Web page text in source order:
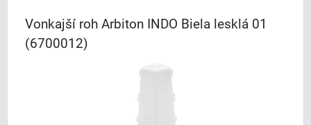
Vonkajší roh Arbiton INDO Biela lesklá 01
(6700012)